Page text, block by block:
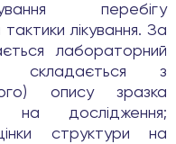
перебігу
лікування. За
лабораторний
складається з
опису зразка
дослідження;
структури на